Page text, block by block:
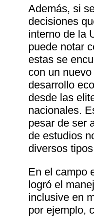
Además, si
decisiones
interno de la
puede notar
estas se
con un
desarrollo
desde las
nacionales.
pesar de ser
de estudios
diversos
En el campo
logró el
inclusive en
por ejemplo,